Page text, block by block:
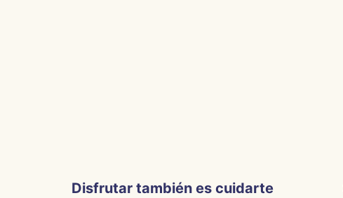
Disfrutar también es cuidarte